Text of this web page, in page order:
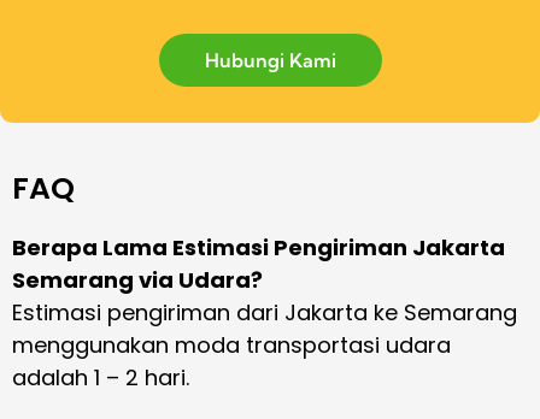
Hubungi Kami
FAQ
Berapa Lama Estimasi Pengiriman Jakarta
Semarang via Udara?
Estimasi pengiriman dari Jakarta ke Semarang
menggunakan moda transportasi udara
adalah 1 – 2 hari.